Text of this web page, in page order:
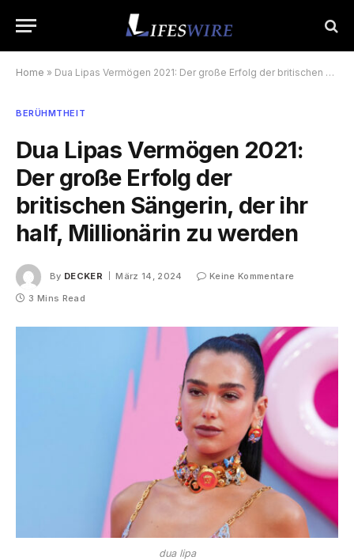
Home » Dua Lipas Vermögen 2021: Der große Erfolg der britischen Sängerin, der ihr half, Millionärin zu werden
BERÜHMTHEIT
Dua Lipas Vermögen 2021:
Der große Erfolg der
britischen Sängerin, der ihr
half, Millionärin zu werden
By DECKER März 14, 2024
Keine Kommentare
3 Mins Read
dua lipa